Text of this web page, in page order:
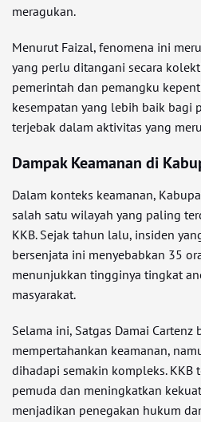
meragukan.
Menurut Faizal, fenomena ini
yang perlu ditangani secara
pemerintah dan pemangku
kesempatan yang lebih baik bagi
terjebak dalam aktivitas yang
Dampak Keamanan di
Dalam konteks keamanan,
salah satu wilayah yang paling
KKB. Sejak tahun lalu, insiden
bersenjata ini menyebabkan 35
menunjukkan tingginya tingkat
masyarakat.
Selama ini, Satgas Damai Cartenz
mempertahankan keamanan,
dihadapi semakin kompleks. KKB
pemuda dan meningkatkan
menjadikan penegakan hukum